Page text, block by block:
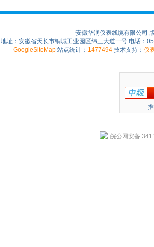
安徽华润仪表线缆有限公司
地址：安徽省天长市铜城工业园区纬三大道一号 电话：
GoogleSiteMap 站点统计： 1477494 技术支持： 仪
皖公网安备